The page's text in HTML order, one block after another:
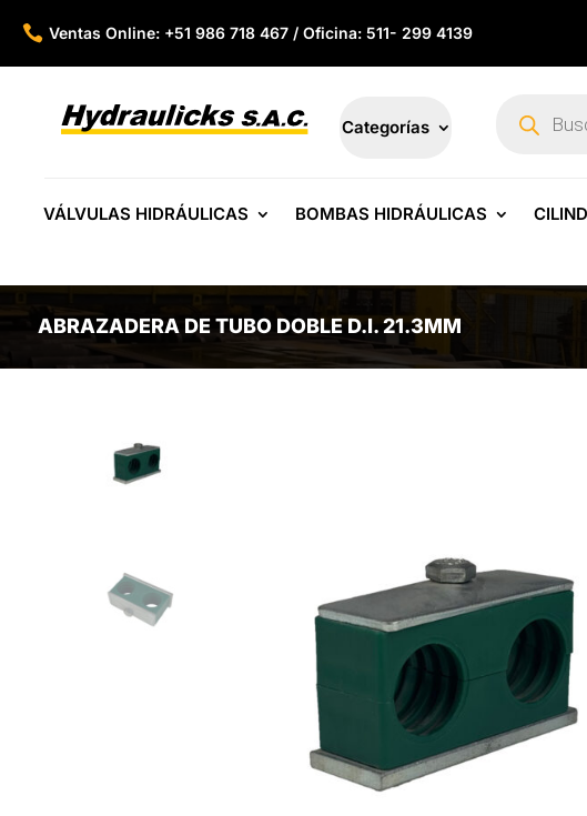
 Ventas Online: +51 986 718 467 / Oficina: 511- 299 4139
Categorías productos
VÁLVULAS HIDRÁULICAS BOMBAS HIDRÁULICAS
ABRAZADERA DE TUBO DOBLE D.I. 21.3MM